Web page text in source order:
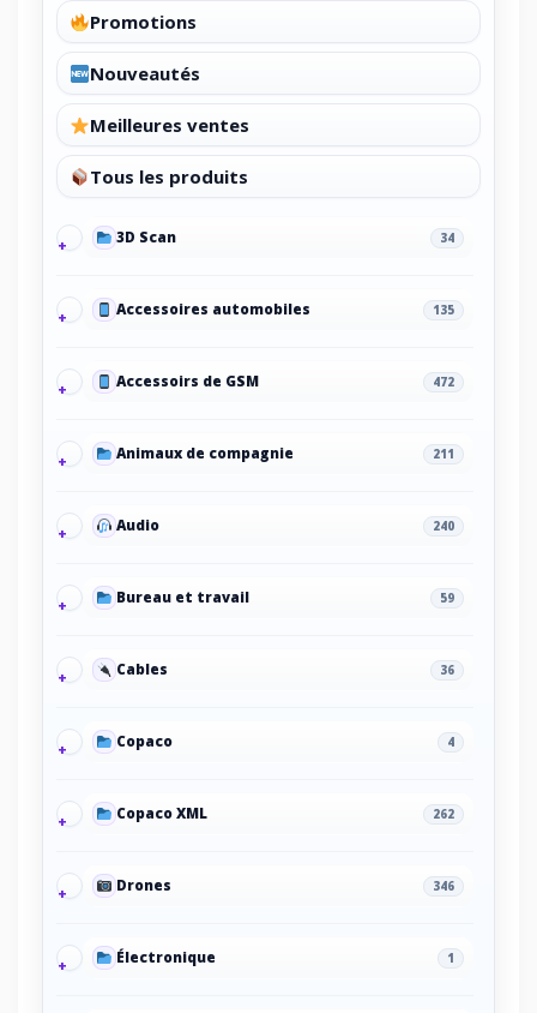
Promotions
Nouveautés
Meilleures ventes
Tous les produits
3D Scan 34
Accessoires automobiles 135
Accessoirs de GSM 472
Animaux de compagnie 211
Audio 240
Bureau et travail 59
Cables 36
Copaco 4
Copaco XML 262
Drones 346
Électronique 1